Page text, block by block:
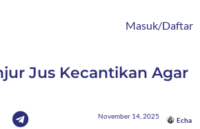
Masuk/Daftar
Jus Kecantikan Agar
November 14, 2025
Echa